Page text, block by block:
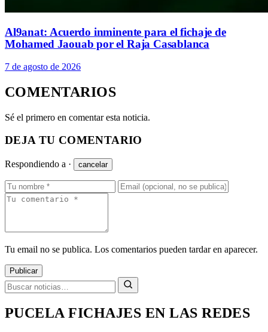
Al9anat: Acuerdo inminente para el fichaje de
Mohamed Jaouab por el Raja Casablanca
7 de agosto de 2026
COMENTARIOS
Sé el primero en comentar esta noticia.
DEJA TU COMENTARIO
Respondiendo a · cancelar
Tu email no se publica. Los comentarios pueden tardar en aparecer.
Publicar
PUCELA FICHAJES EN LAS REDES